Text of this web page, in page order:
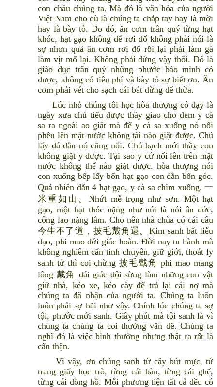
con cháu chúng ta. Mà đó là văn hóa của người
Việt Nam cho dù là chúng ta chắp tay hay là mời
hay là bày tỏ. Do đó, ăn cơm trân quý từng hạt
khóc, hạt gạo không để rơi đổ không phải nói là
sợ nhơn quả ăn cơm rơi đổ rồi lại phải làm gà
làm vịt mổ lại. Không phải dừng vậy thôi. Đó là
giáo dục trân quý những phước báo mình có
được, không có tiêu phí và bày tỏ sự biết ơn. Ăn
cơm phải vét cho sạch cái bát đừng để thừa.
Lúc nhỏ chúng tôi học hòa thượng có dạy là
ngày xưa chú tiểu được thầy giao cho đem y cà
sa ra ngoài ao giặt mà để y cà sa xuống nó nổi
phều lên mặt nước không tài nào giặt được. Chú
lấy đá dằn nó cũng nổi. Chú bạch mới thầy con
không giặt y được. Tại sao y cứ nổi lên trên mặt
nước không thể nào giặt được. hòa thượng nói
con xuống bếp lấy bốn hạt gạo con dằn bốn góc.
Quả nhiên dằn 4 hạt gạo, y cà sa chìm xuống. 一
米重如山。Nhứt mễ trọng như sơn. Một hạt
gạo, một hạt thóc nặng như núi là nói ân đức,
công lao nặng lắm. Cho nên nhà chùa có cái câu
今生不了道，披毛戴角還。Kim sanh bất liễu
đạo, phi mao đới giác hoàn. Đời nay tu hành mà
không nghiêm cẩn tinh chuyên, giữ giới, thoát ly
sanh tử thì coi chừng 披毛戴角 phi mao mang
lông 戴角 đái giác đội sừng làm những con vật
giữ nhà, kéo xe, kéo cày để trả lại cái nợ mà
chúng ta đã nhận của người ta. Chúng ta luôn
luôn phải sợ hãi như vậy. Chính lúc chúng ta sợ
tội, phước mới sanh. Giây phút mà tội sanh là vì
chúng ta chúng ta coi thường vấn đề. Chúng ta
nghĩ đó là việc bình thường nhưng thật ra rất là
cẩn thận.
Vì vậy, ơn chúng sanh từ cây bút mực, từ
trang giấy học trò, từng cái bàn, từng cái ghế,
từng cái đồng hồ. Mỗi phương tiện tất cả đều có